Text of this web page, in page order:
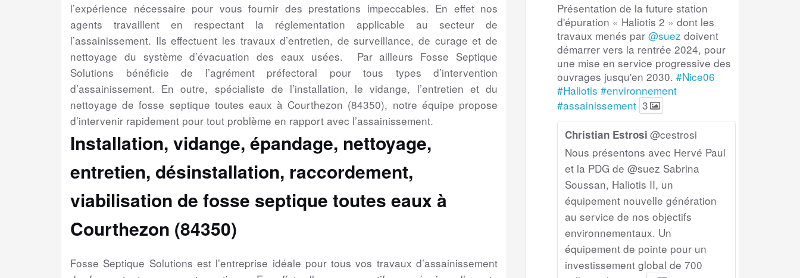
l’expérience nécessaire pour vous fournir des prestations impeccables. En effet nos
agents travaillent en respectant la réglementation applicable au secteur de
l’assainissement. Ils effectuent les travaux d’entretien, de surveillance, de curage et de
nettoyage du système d’évacuation des eaux usées. Par ailleurs Fosse Septique
Solutions bénéficie de l’agrément préfectoral pour tous types d’intervention
d’assainissement. En outre, spécialiste de l’installation, le vidange, l’entretien et du
nettoyage de fosse septique toutes eaux à Courthezon (84350), notre équipe propose
d’intervenir rapidement pour tout problème en rapport avec l’assainissement.
Installation, vidange, épandage, nettoyage,
entretien, désinstallation, raccordement,
viabilisation de fosse septique toutes eaux à
Courthezon (84350)
Fosse Septique Solutions est l’entreprise idéale pour tous vos travaux d’assainissement
Présentation de la future station
d'épuration « Haliotis 2 » dont les
travaux menés par @suez doivent
démarrer vers la rentrée 2024, pour
une mise en service progressive des
ouvrages jusqu'en 2030. #Nice06
#Haliotis #environnement
#assainissement 3
Christian Estrosi @cestrosi
Nous présentons avec Hervé Paul
et la PDG de @suez Sabrina
Soussan, Haliotis II, un
équipement nouvelle génération
au service de nos objectifs
environnementaux. Un
équipement de pointe pour un
investissement global de 700